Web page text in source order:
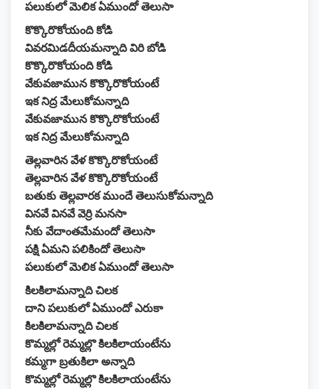
పలుకులో మెలిక ఏముందో తెలుసా
కొక్కొరొకోయంది కోడి
వివరమిడదీయమన్నాది విరి బోడి
కొక్కొరొకోయంది కోడి
వేకువజామున కొక్కొరొకోయంటే
ఇక నిద్ర మేలుకోమన్నాది
వేకువజామున కొక్కొరొకోయంటే
ఇక నిద్ర మేలుకోమన్నాది
తెల్లవారిన వేళ కొక్కొరొకోయంటే
తెల్లవారిన వేళ కొక్కొరొకోయంటే
బతుకు తెల్లవారక ముందే తెలుసుకోమన్నాది
వినవే వినవే వెర్రి మనసా
నీకు వేదాంతమేమందో తెలుసా
పక్షి ఏమని పలికిందో తెలుసా
పలుకులో మెలిక ఏముందో తెలుసా
కిలకిలామన్నాది చిలక
దాని పలుకులో ఏముందో ఎరుకా
కిలకిలామన్నాది చిలక
కొమ్మల్లో రెమ్మల్లొ కిలకిలాయంటేను
కమ్మగా బ్రతుకిలా అన్నాది
కొమ్మల్లో రెమ్మల్లొ కిలకిలాయంటేను